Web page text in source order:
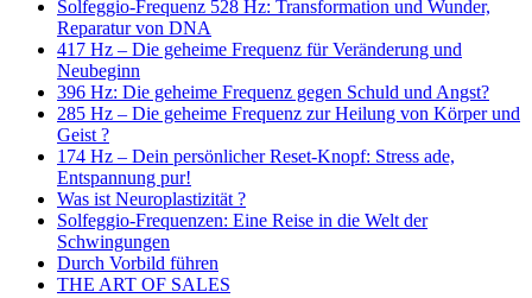
Solfeggio-Frequenz 528 Hz: Transformation und Wunder,
Reparatur von DNA
417 Hz – Die geheime Frequenz für Veränderung und
Neubeginn
396 Hz: Die geheime Frequenz gegen Schuld und Angst?
285 Hz – Die geheime Frequenz zur Heilung von Körper und
Geist ?
174 Hz – Dein persönlicher Reset-Knopf: Stress ade,
Entspannung pur!
Was ist Neuroplastizität ?
Solfeggio-Frequenzen: Eine Reise in die Welt der
Schwingungen
Durch Vorbild führen
THE ART OF SALES